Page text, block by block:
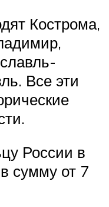
Кострома,
Все эти
России в
сумму от 7